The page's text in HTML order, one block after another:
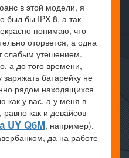
в этой модели, я
был бы IPX-8, а так
понимаю, что
оторвется, а одна
слабым утешением.
а до того времени,
заряжать батарейку не
рядом находящихся
как у вас, а у меня в
как и девайсов
UY Q6M, например).
да на работе